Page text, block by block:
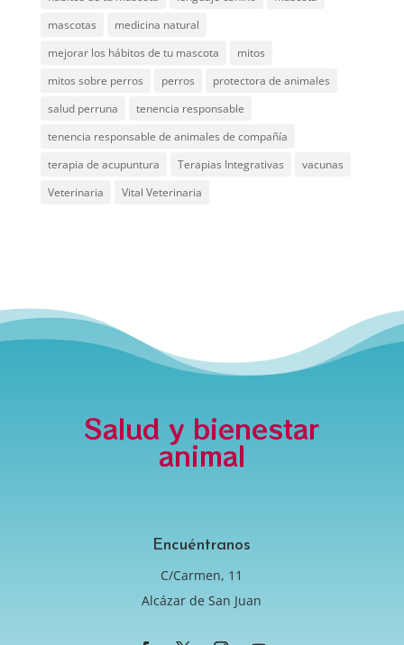
mascotas
medicina natural
mejorar los hábitos de tu mascota
mitos
mitos sobre perros
perros
protectora de animales
salud perruna
tenencia responsable
tenencia responsable de animales de compañía
terapia de acupuntura
Terapias Integrativas
vacunas
Veterinaria
Vital Veterinaria
Salud y bienestar
animal
Encuéntranos
C/Carmen, 11
Alcázar de San Juan